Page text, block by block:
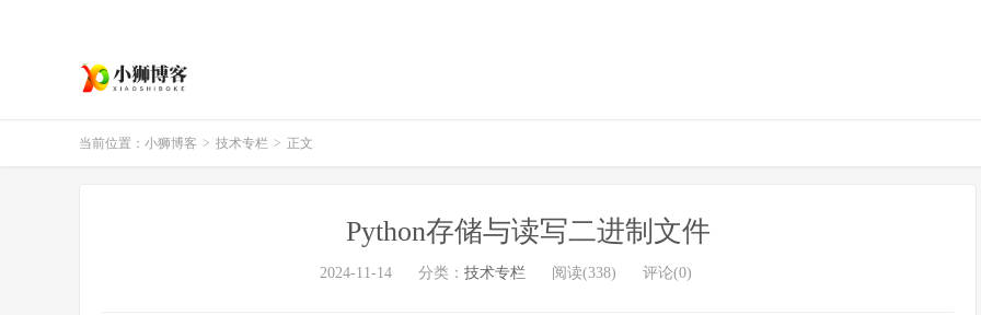
当前位置： 小狮博客 > 技术专栏 > 正文
Python存储与读写二进制文件
2024-11-14 分类： 技术专栏 阅读(338) 评论(0)